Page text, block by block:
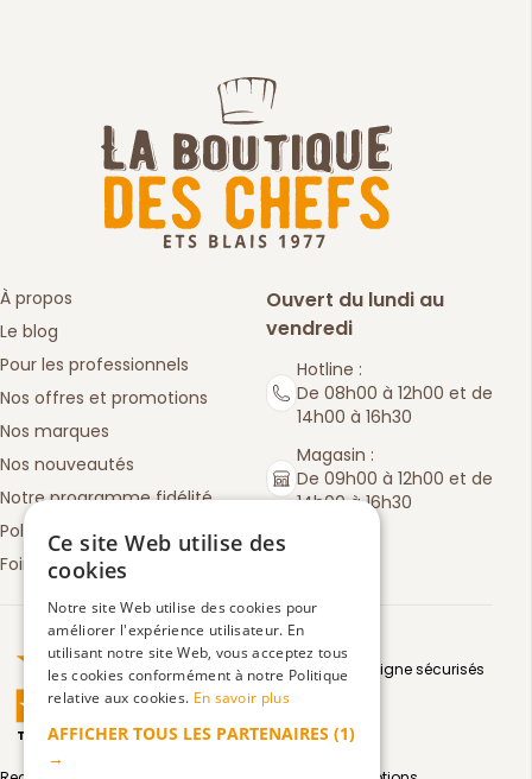
À propos
Le blog
Pour les professionnels
Nos offres et promotions
Nos marques
Nos nouveautés
Notre programme fidélité
Politique de retours
Foire aux questions
Ouvert du lundi au
vendredi
Hotline :
De 08h00 à 12h00 et de
14h00 à 16h30
Magasin :
De 09h00 à 12h00 et de
14h00 à 16h30
Truspilot : La Boutique des chefs
TrustScore4.5 | 3083avis
Moyens de paiement en ligne sécurisés
Ce site Web utilise des
cookies
Notre site Web utilise des cookies pour
améliorer l'expérience utilisateur. En
utilisant notre site Web, vous acceptez tous
les cookies conformément à notre Politique
relative aux cookies. En savoir plus
AFFICHER TOUS LES PARTENAIRES (1)
→